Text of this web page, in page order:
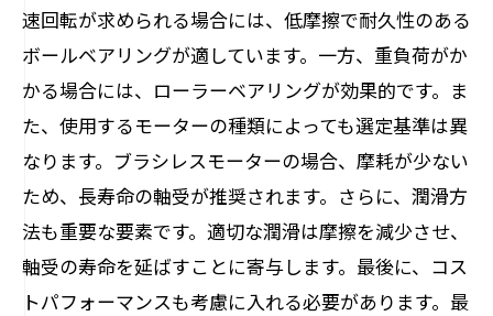
速回転が求められる場合には、低摩擦で耐久性のある
ボールベアリングが適しています。一方、重負荷がか
かる場合には、ローラーベアリングが効果的です。ま
た、使用するモーターの種類によっても選定基準は異
なります。ブラシレスモーターの場合、摩耗が少ない
ため、長寿命の軸受が推奨されます。さらに、潤滑方
法も重要な要素です。適切な潤滑は摩擦を減少させ、
軸受の寿命を延ばすことに寄与します。最後に、コス
トパフォーマンスも考慮に入れる必要があります。最